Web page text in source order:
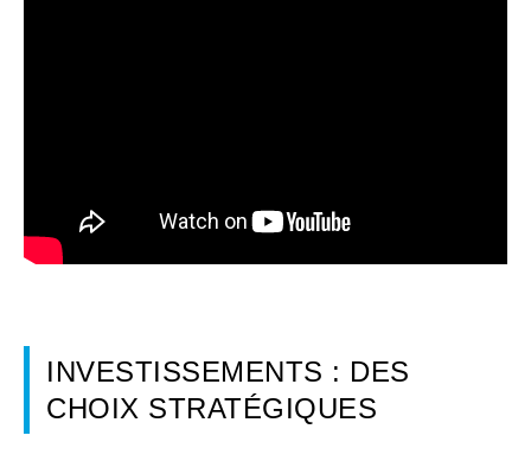
INVESTISSEMENTS : DES
CHOIX STRATÉGIQUES